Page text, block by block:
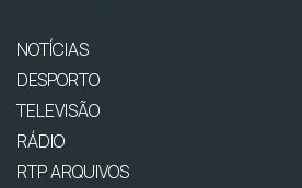
NOTÍCIAS
DESPORTO
TELEVISÃO
RÁDIO
RTP ARQUIVOS